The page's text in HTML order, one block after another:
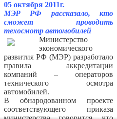
05 октября 2011г.
МЭР РФ рассказало, кто
сможет проводить
техосмотр автомобилей
Министерство
экономического
развития РФ (МЭР) разработало
правила аккредитации
компаний – операторов
технического осмотра
автомобилей.
В обнародованном проекте
соответствующего приказа